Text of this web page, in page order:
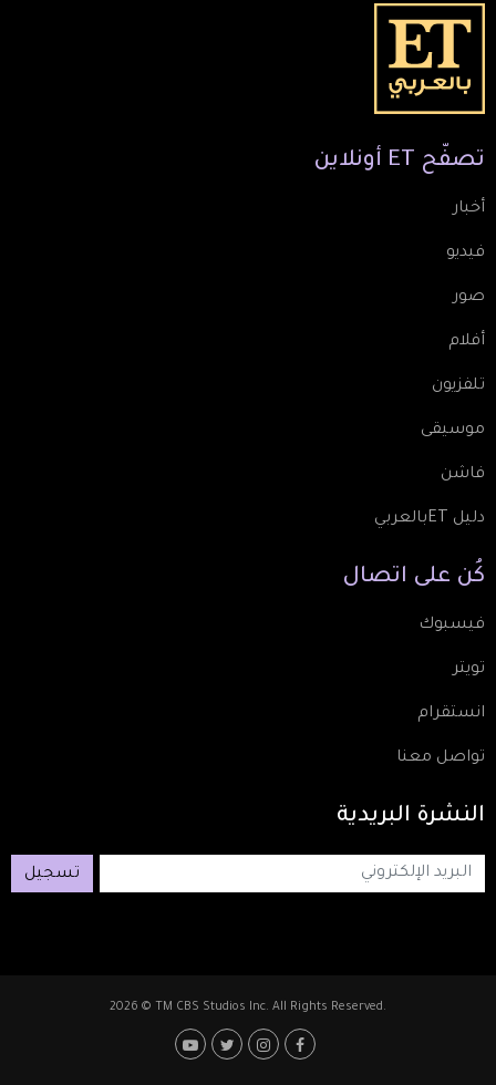
تصفّح ET أونلاين
أخبار
فيديو
صور
أفلام
تلفزيون
موسيقى
فاشن
دليل ETبالعربي
كُن على اتصال
فيسبوك
تويتر
انستقرام
تواصل معنا
النشرة البريدية
تسجيل
2026 © TM CBS Studios Inc. All Rights Reserved.
Footer: Social Media